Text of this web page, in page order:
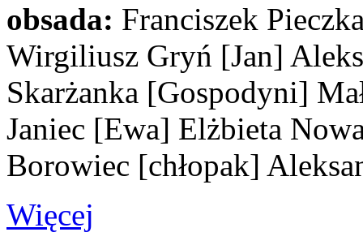
obsada: Franciszek
Wirgiliusz Gryń [Jan]
Skarżanka [Gospodyni]
Janiec [Ewa] Elżbieta
Borowiec [chłopak]
Więcej